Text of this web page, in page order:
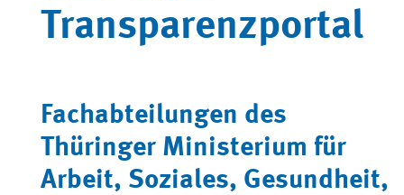
Transparenzportal
Fachabteilungen des
Thüringer Ministerium für
Arbeit, Soziales, Gesundheit,